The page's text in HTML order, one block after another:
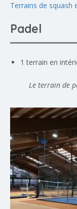
Terrains de squash
Padel
1 terrain en
Le terrain de